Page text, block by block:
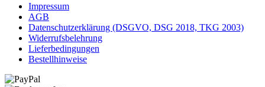
Impressum
AGB
Datenschutzerklärung (DSGVO, DSG 2018, TKG 2003)
Widerrufsbelehrung
Lieferbedingungen
Bestellhinweise